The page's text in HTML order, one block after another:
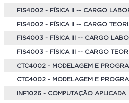
FIS4002 - FÍSICA II -- CARGO
FIS4002 - FÍSICA II -- CARGO
FIS4003 - FÍSICA III -- CARGO
FIS4003 - FÍSICA III -- CARGO
CTC4002 - MODELAGEM E
CTC4002 - MODELAGEM E
INF1026 - COMPUTAÇÃO APLICADA